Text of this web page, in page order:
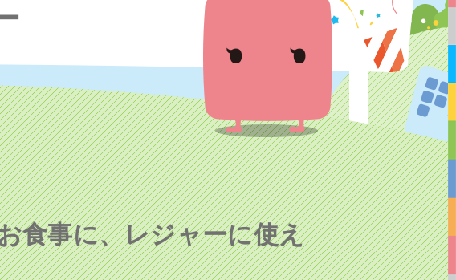
食事に、レジャーに使え